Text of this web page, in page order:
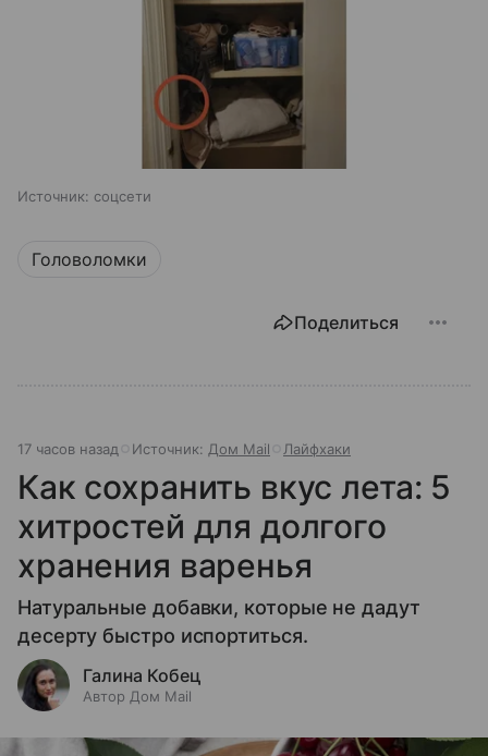
Источник: соцсети
Головоломки
Поделиться
17 часов назад Источник: Дом Mail Лайфхаки
Как сохранить вкус лета: 5
хитростей для долгого
хранения варенья
Натуральные добавки, которые не дадут
десерту быстро испортиться.
Галина Кобец
Автор Дом Mail